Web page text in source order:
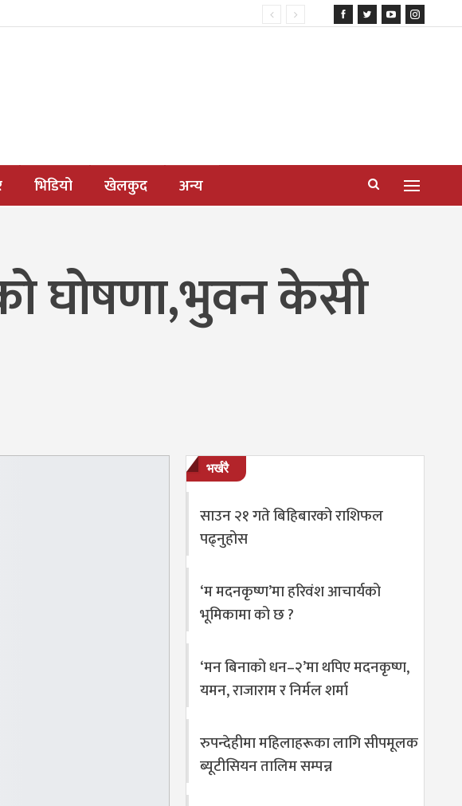
भिडियो खेलकुद अन्य
घोषणा,भुवन केसी
भर्खरै
साउन २१ गते बिहिबारको राशिफल
पढ्नुहोस
‘म मदनकृष्ण’मा हरिवंश आचार्यको
भूमिकामा को छ ?
‘मन बिनाको धन–२’मा थपिए मदनकृष्ण,
यमन, राजाराम र निर्मल शर्मा
रुपन्देहीमा महिलाहरूका लागि सीपमूलक
ब्यूटीसियन तालिम सम्पन्न